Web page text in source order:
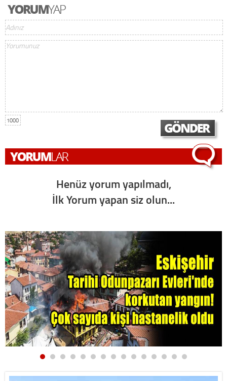
1000
Henüz yorum yapılmadı,
İlk Yorum yapan siz olun...